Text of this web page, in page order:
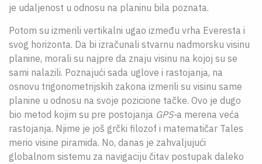
je udaljenost u odnosu na planinu bila poznata.
Potom su izmerili vertikalni ugao između vrha Everesta i
svog horizonta. Da bi izračunali stvarnu nadmorsku visinu
planine, morali su najpre da znaju visinu na kojoj su se
sami nalazili. Poznajući sada uglove i rastojanja, na
osnovu trigonometrijskih zakona izmerili su visinu same
planine u odnosu na svoje pozicione tačke. Ovo je dugo
bio metod kojim su pre postojanja GPS-a merena veća
rastojanja. Njime je još grčki filozof i matematičar Tales
merio visine piramida. No, danas je zahvaljujući
globalnom sistemu za navigaciju čitav postupak daleko